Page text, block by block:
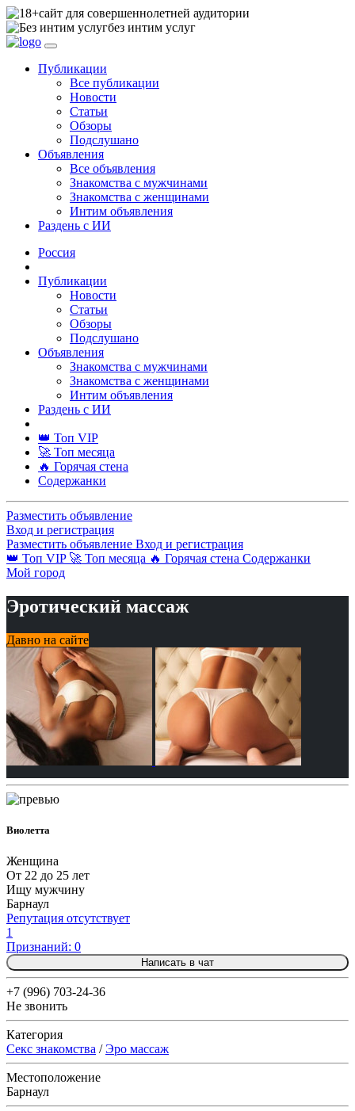
сайт для совершеннолетней аудитории
без интим услуг
Публикации
Все публикации
Новости
Статьи
Обзоры
Подслушано
Объявления
Все объявления
Знакомства с мужчинами
Знакомства с женщинами
Интим объявления
Раздень с ИИ
Россия
Публикации
Новости
Статьи
Обзоры
Подслушано
Объявления
Знакомства с мужчинами
Знакомства с женщинами
Интим объявления
Раздень с ИИ
👑 Топ VIP
🚀 Топ месяца
🔥 Горячая стена
Содержанки
Разместить объявление
Вход и регистрация
Разместить объявление Вход и регистрация
👑 Топ VIP 🚀 Топ месяца 🔥 Горячая стена Содержанки
Мой город
Эротический массаж
Давно на сайте
Виолетта
Женщина
От 22 до 25 лет
Ищу мужчину
Барнаул
Репутация отсутствует
1
Признаний: 0
Написать в чат
+7 (996) 703-24-36
Не звонить
Категория
Секс знакомства /Эро массаж
Местоположение
Барнаул